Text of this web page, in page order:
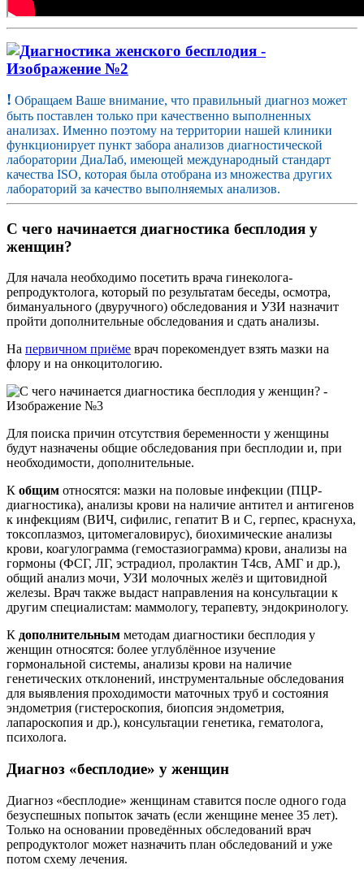
! Обращаем Ваше внимание, что правильный диагноз может
быть поставлен только при качественно выполненных
анализах. Именно поэтому на территории нашей клиники
функционирует пункт забора анализов диагностической
лаборатории ДиаЛаб, имеющей международный стандарт
качества ISO, которая была отобрана из множества других
лабораторий за качество выполняемых анализов.
С чего начинается диагностика бесплодия у
женщин?
Для начала необходимо посетить врача гинеколога-
репродуктолога, который по результатам беседы, осмотра,
бимануального (двуручного) обследования и УЗИ назначит
пройти дополнительные обследования и сдать анализы.
На первичном приёме врач порекомендует взять мазки на
флору и на онкоцитологию.
Для поиска причин отсутствия беременности у женщины
будут назначены общие обследования при бесплодии и, при
необходимости, дополнительные.
К общим относятся: мазки на половые инфекции (ПЦР-
диагностика), анализы крови на наличие антител и антигенов
к инфекциям (ВИЧ, сифилис, гепатит В и С, герпес, краснуха,
токсоплазмоз, цитомегаловирус), биохимические анализы
крови, коагулограмма (гемостазиограмма) крови, анализы на
гормоны (ФСГ, ЛГ, эстрадиол, пролактин Т4св, АМГ и др.),
общий анализ мочи, УЗИ молочных желёз и щитовидной
железы. Врач также выдаст направления на консультации к
другим специалистам: маммологу, терапевту, эндокринологу.
К дополнительным методам диагностики бесплодия у
женщин относятся: более углублённое изучение
гормональной системы, анализы крови на наличие
генетических отклонений, инструментальные обследования
для выявления проходимости маточных труб и состояния
эндометрия (гистероскопия, биопсия эндометрия,
лапароскопия и др.), консультации генетика, гематолога,
психолога.
Диагноз «бесплодие» у женщин
Диагноз «бесплодие» женщинам ставится после одного года
безуспешных попыток зачать (если женщине менее 35 лет).
Только на основании проведённых обследований врач
репродуктолог может назначить план обследований и уже
потом схему лечения.